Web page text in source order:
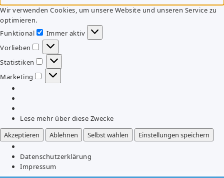
Wir verwenden Cookies, um unsere Website und unseren Service zu
optimieren.
Funktional
Funktional
Immer aktiv
Vorlieben
Vorlieben
Statistiken
Statistiken
Marketing
Marketing
Lese mehr über diese Zwecke
Akzeptieren
Ablehnen Selbst wählen Einstellungen speichern
Datenschutzerklärung
Impressum